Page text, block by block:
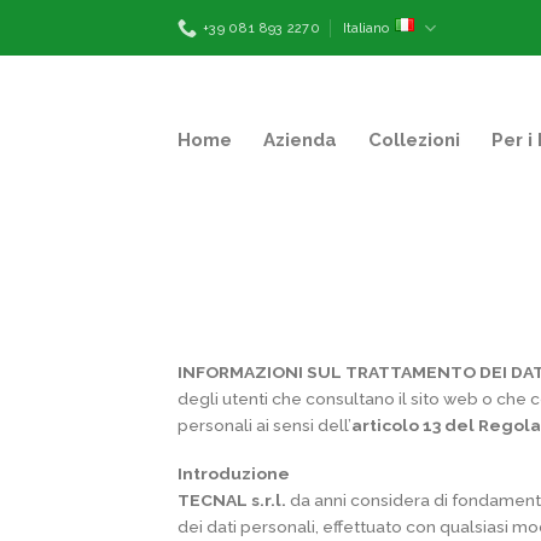
+39 081 893 2270 Italiano
Home Azienda Collezioni Per i
INFORMAZIONI SUL TRATTAMENTO DEI
degli utenti che consultano il sito web o che
personali ai sensi dell’articolo 13 del
Introduzione
TECNAL s.r.l. da anni considera di
dei dati personali, effettuato con qualsiasi